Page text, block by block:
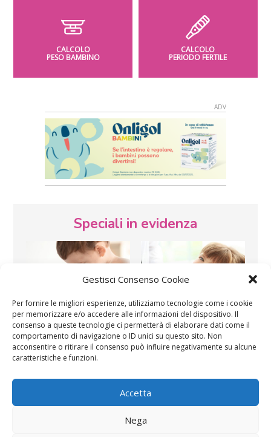
Gestisci Consenso Cookie
Per fornire le migliori esperienze, utilizziamo tecnologie come i cookie
per memorizzare e/o accedere alle informazioni del dispositivo. Il
consenso a queste tecnologie ci permetterà di elaborare dati come il
comportamento di navigazione o ID unici su questo sito. Non
acconsentire o ritirare il consenso può influire negativamente su alcune
caratteristiche e funzioni.
Accetta
Nega
CALCOLO
PESO BAMBINO
CALCOLO
PERIODO FERTILE
Speciali in evidenza
Vaccini SOS Pediatra